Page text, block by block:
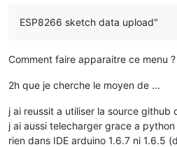
ESP8266 sketch data upload"
Comment faire apparaitre ce menu ?
2h que je cherche le moyen de ...
j ai reussit a utiliser la source github
j ai aussi telecharger grace a
rien dans IDE arduino 1.6.7 ni 1.6.5